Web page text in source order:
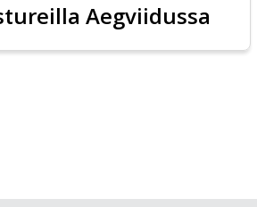
Aegviidussa